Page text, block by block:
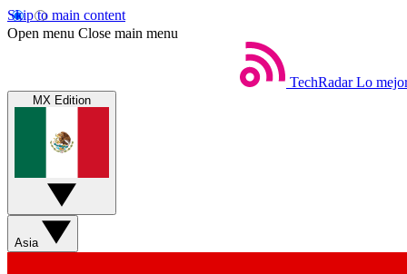
Skip to main content
Open menu Close main menu
TechRadar Lo
MX Edition
Asia